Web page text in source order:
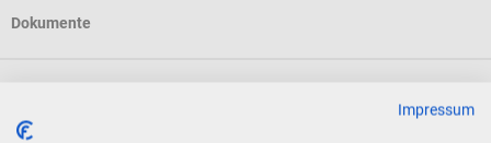
Dokumente
Impressum